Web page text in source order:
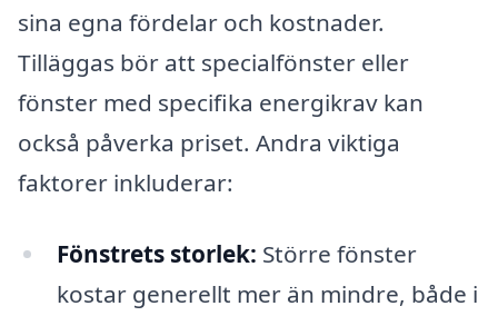
sina egna fördelar och kostnader.
Tilläggas bör att specialfönster eller
fönster med specifika energikrav kan
också påverka priset. Andra viktiga
faktorer inkluderar:
Fönstrets storlek: Större fönster
kostar generellt mer än mindre, både i